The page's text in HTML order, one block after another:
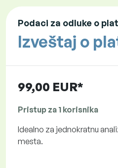
Podaci za odluke o
Izveštaj o
99,00 EUR*
Pristup za 1 korisnika
Idealno za jednokratnu
mesta.